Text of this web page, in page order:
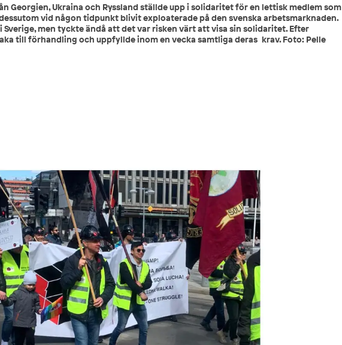
Georgien, Ukraina och Ryssland ställde upp i solidaritet för en lettisk medlem som
vid någon tidpunkt blivit exploaterade på den svenska arbetsmarknaden.
men tyckte ändå att det var risken värt att visa sin solidaritet. Efter
till förhandling och uppfyllde inom en vecka samtliga deras krav. Foto: Pelle